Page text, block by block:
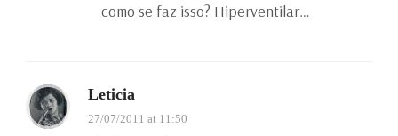
como se faz isso? Hiperventilar…
Leticia
27/07/2011 at 11:50